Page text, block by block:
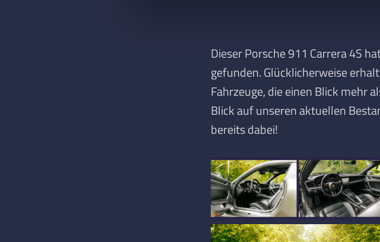
Dieser Porsche 911 Carrera 4S
gefunden. Glücklicherweise
Fahrzeuge, die einen Blick mehr
Blick auf unseren aktuellen
bereits dabei!